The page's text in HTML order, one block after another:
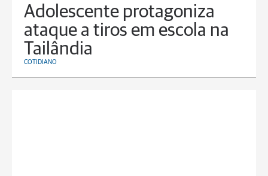
Adolescente protagoniza
ataque a tiros em escola na
Tailândia
COTIDIANO